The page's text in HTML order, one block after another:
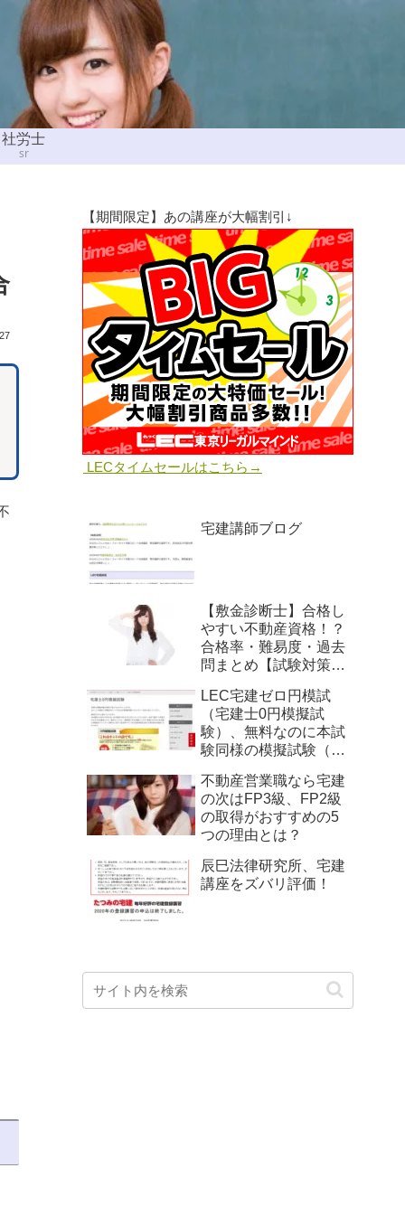
社労士
sr
【期間限定】あの講座が大幅割引↓
LECタイムセールはこちら→
宅建講師ブログ
【敷金診断士】合格し
やすい不動産資格！？
合格率・難易度・過去
問まとめ【試験対策講
LEC宅建ゼロ円模試
（宅建士0円模擬試
験）、無料なのに本試
験同様の模擬試験（成
あり・すべて新作問
題・過去には的中も）
不動産営業職なら宅建
の次はFP3級、FP2級
の取得がおすすめの5
つの理由とは？
辰巳法律研究所、宅建
講座をズバリ評価！